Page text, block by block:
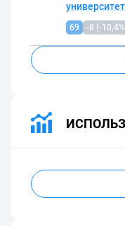
69 -8 (-